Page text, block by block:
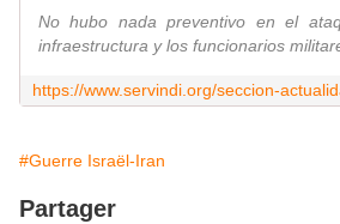
No hubo nada preventivo en el
infraestructura y los funcionarios
#Guerre Israël-Iran
Partager